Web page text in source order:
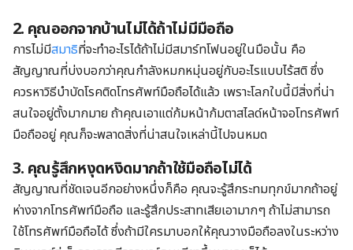
2. คุณออกจากบ้านไม่ได้ถ้าไม่มีมือถือ
การไม่มีสมาธิที่จะทำอะไรได้ถ้าไม่มีสมาร์ทโฟนอยู่ในมือนั้น คือ
สัญญาณที่บ่งบอกว่าคุณกำลังหมกหมุ่นอยู่กับอะไรแบบไร้สติ ซึ่ง
ควรหาวิธีบำบัดโรคติดโทรศัพท์มือถือได้แล้ว เพราะโลกใบนี้มีสิ่งที่น่า
สนใจอยู่ตั้งมากมาย ถ้าคุณเอาแต่ก้มหน้าก้มตาสไลด์หน้าจอโทรศัพท์
มือถืออยู่ คุณก็จะพลาดสิ่งที่น่าสนใจเหล่านี้ไปจนหมด
3. คุณรู้สึกหงุดหงิดมากถ้าใช้มือถือไม่ได้
สัญญาณที่ชัดเจนอีกอย่างหนึ่งก็คือ คุณจะรู้สึกระทมทุกข์มากถ้าอยู่
ห่างจากโทรศัพท์มือถือ และรู้สึกประสาทเสียเอามากๆ ถ้าไม่สามารถ
ใช้โทรศัพท์มือถือได้ ซึ่งถ้ามีใครมาบอกให้คุณวางมือถือลงในระหว่าง